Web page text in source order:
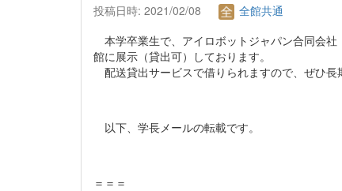
投稿日時: 2021/02/08
全館共通
本学卒業生で、アイロボットジャパン合同会
館に展示（貸出可）しております。
配送貸出サービスで借りられますので、ぜひ長
以下、学長メールの転載です。
＝＝＝